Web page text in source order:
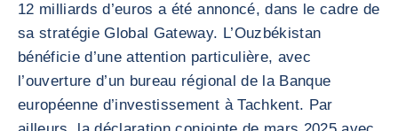
12 milliards d’euros a été annoncé, dans le cadre de
sa stratégie Global Gateway. L’Ouzbékistan
bénéficie d’une attention particulière, avec
l’ouverture d’un bureau régional de la Banque
européenne d’investissement à Tachkent. Par